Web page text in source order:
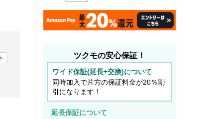
ツクモの安心保証！
ワイド保証(延長+交換)について
同時加入で片方の保証料金が20％割
引になります！
延長保証について